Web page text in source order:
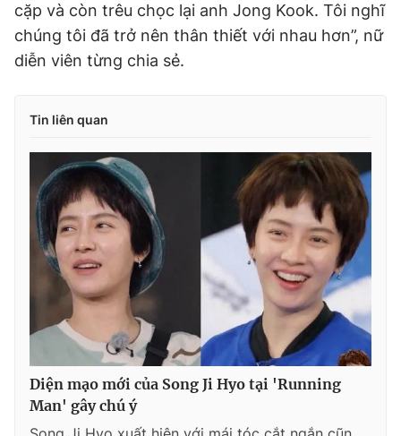
cặp và còn trêu chọc lại anh Jong Kook. Tôi nghĩ
chúng tôi đã trở nên thân thiết với nhau hơn”, nữ
diễn viên từng chia sẻ.
Tin liên quan
Diện mạo mới của Song Ji Hyo tại 'Running
Man' gây chú ý